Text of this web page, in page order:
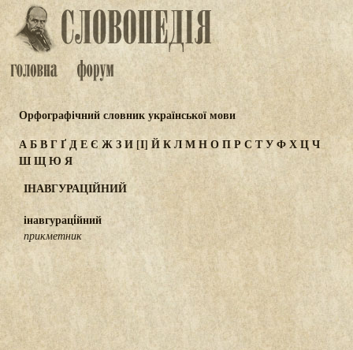
Орфографічний словник української мови
АБВГҐДЕЄ ЖЗИ[І] ЙКЛМНОПР СТУФХЦЧ
ШЩЮЯ
ІНАВГУРАЦІЙНИЙ
інавгураці́йний
прикметник